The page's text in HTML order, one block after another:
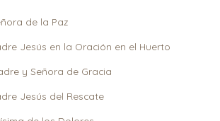
de la Paz
Jesús en la Oración en el Huerto
y Señora de Gracia
Jesús del Rescate